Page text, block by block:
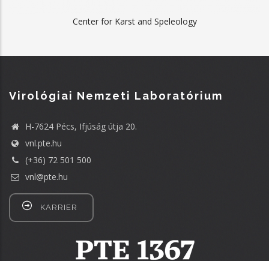
Center for Karst and Speleology
Virológiai Nemzeti Laboratórium
H-7624 Pécs, Ifjúság útja 20.
vnl.pte.hu
(+36) 72 501 500
vnl@pte.hu
KARRIER